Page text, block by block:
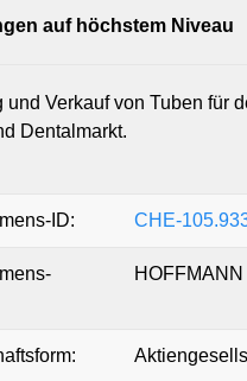
auf höchstem Niveau
und Verkauf von Tuben für
Dentalmarkt.
ID: CHE-